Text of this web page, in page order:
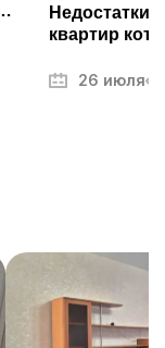
Недостатки
квартир
26 июля